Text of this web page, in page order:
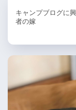
キャンプブログに
者の嫁